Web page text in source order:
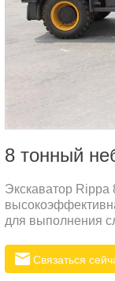
8 тонный
Экскаватор
для выполнения
Связаться